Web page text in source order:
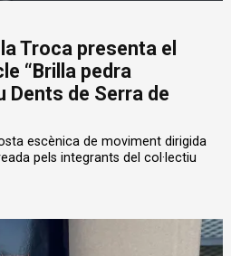
Troca presenta el
“Brilla pedra
Dents de Serra de
escènica de moviment dirigida
pels integrants del col·lectiu